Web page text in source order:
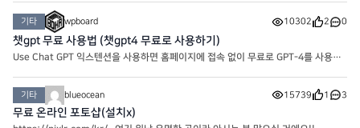
테마 -> 바탕화면 아이콘 설정 3. 바탕
기타 wpboard 10302 2 0
챗gpt 무료 사용법 (챗gpt4 무료로 사용하기)
Use Chat GPT 익스텐션을 사용하면 홈페이지에 접속 없이 무료로 GPT-4를 사용할
디에서든 텍스트를 클릭하면 쉽게 작성, 재작성, 요약, 번역, 설명 또
기타 blueocean 15739 1 3
무료 온라인 포토샵(설치x)